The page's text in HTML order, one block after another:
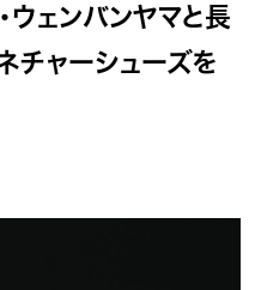
ウェンバンヤマと長
チャーシューズを